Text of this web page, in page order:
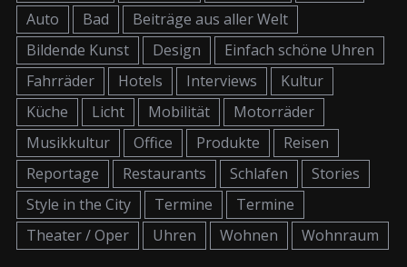
Auto
Bad
Beiträge aus aller Welt
Bildende Kunst
Design
Einfach schöne Uhren
Fahrräder
Hotels Interviews
Kultur
Küche
Licht Mobilität
Motorräder
Musikkultur
Office Produkte
Reisen
Reportage
Restaurants Schlafen
Stories
Style in the City
Termine
Termine
Theater / Oper
Uhren Wohnen Wohnraum